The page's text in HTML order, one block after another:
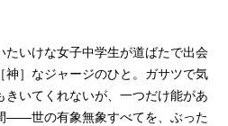
いけな女子中学生が道ばたで出会
神］なジャージのひと。ガサツで気
いてくれないが、一つだけ能があ
――世の有象無象すべてを、ぶった